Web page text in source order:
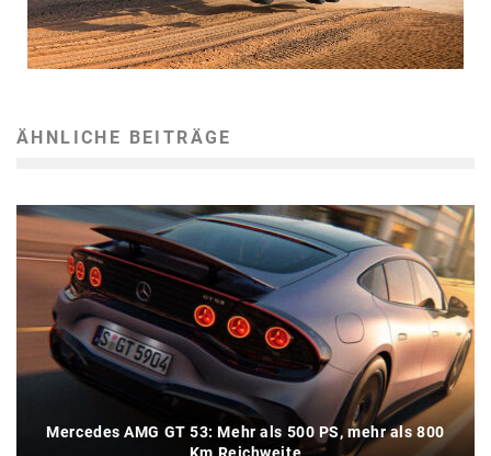
ÄHNLICHE BEITRÄGE
Mercedes AMG GT 53: Mehr als 500 PS, mehr als 800
Km Reichweite